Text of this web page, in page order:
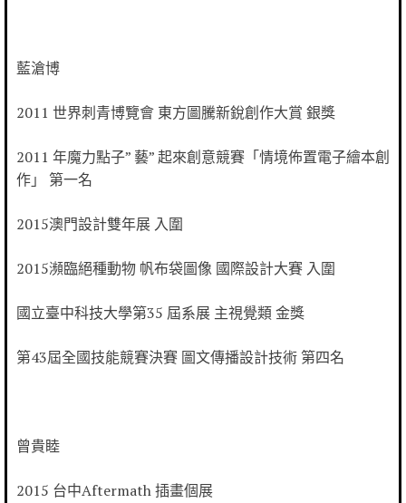
藍滄博
2011 世界刺青博覽會 東方圖騰新銳創作大賞 銀獎
2011 年魔力點子” 藝” 起來創意競賽「情境佈置電子繪本創
作」 第一名
2015澳門設計雙年展 入圍
2015瀕臨絕種動物 帆布袋圖像 國際設計大賽 入圍
國立臺中科技大學第35 屆系展 主視覺類 金獎
第43屆全國技能競賽決賽 圖文傳播設計技術 第四名
曾貴睦
2015 台中Aftermath 插畫個展